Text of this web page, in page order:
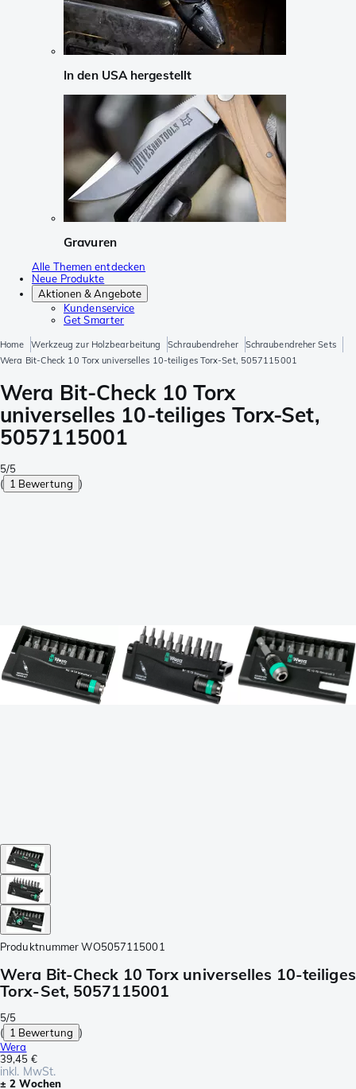
In den USA hergestellt
Gravuren
Alle Themen entdecken
Neue Produkte
Aktionen & Angebote
Kundenservice
Get Smarter
Home Werkzeug zur Holzbearbeitung Schraubendreher
Schraubendreher Sets
Wera Bit-Check 10 Torx universelles 10-teiliges Torx-Set, 5057115001
Wera Bit-Check 10 Torx
universelles 10-teiliges Torx-Set,
5057115001
5/5
( 1 Bewertung )
Produktnummer WO5057115001
Wera Bit-Check 10 Torx universelles 10-teiliges
Torx-Set, 5057115001
5/5
( 1 Bewertung )
Wera
39,45 €
inkl. MwSt.
± 2 Wochen